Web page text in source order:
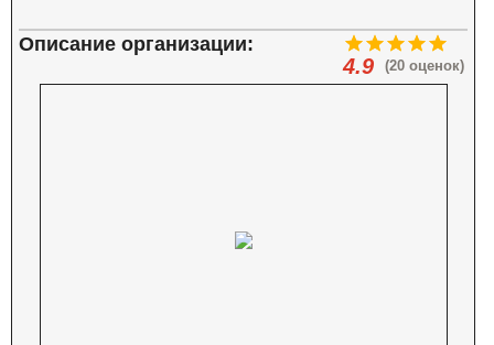
(20 оценок)
4.9
Описание организации: